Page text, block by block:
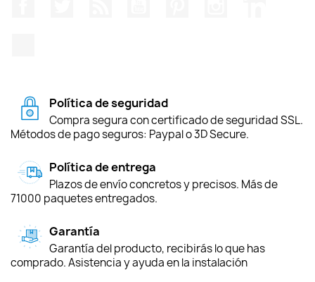
Política de seguridad
Compra segura con certificado de seguridad SSL.
Métodos de pago seguros: Paypal o 3D Secure.
Política de entrega
Plazos de envío concretos y precisos. Más de
71000 paquetes entregados.
Garantía
Garantía del producto, recibirás lo que has
comprado. Asistencia y ayuda en la instalación